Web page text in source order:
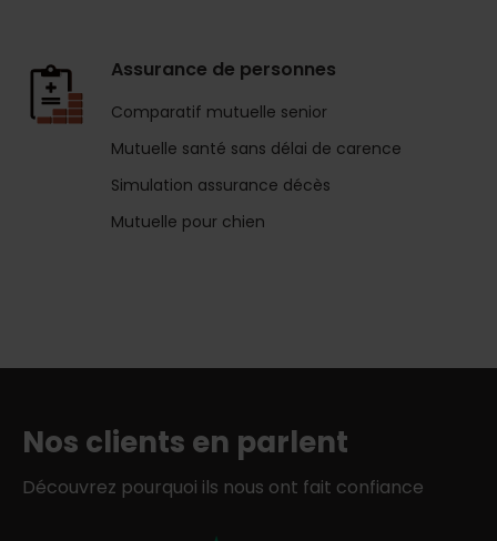
Assurance de personnes
Comparatif mutuelle senior
Mutuelle santé sans délai de carence
Simulation assurance décès
Mutuelle pour chien
Nos clients en parlent
Découvrez pourquoi ils nous ont fait confiance